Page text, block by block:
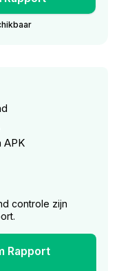
APK
controle zijn
Rapport